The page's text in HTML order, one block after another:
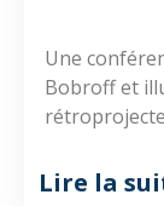
Une
Bobroff et
Lire la